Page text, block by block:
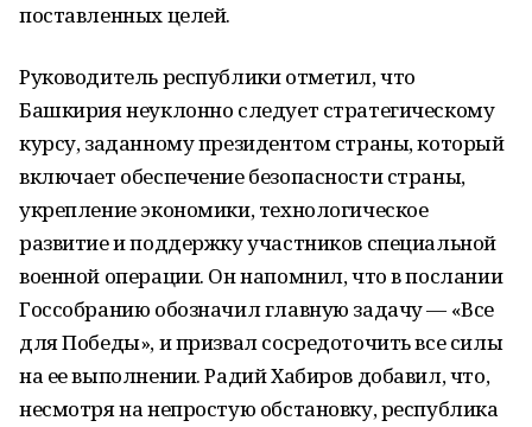
поставленных целей.
Руководитель республики отметил, что
Башкирия неуклонно следует стратегическому
курсу, заданному президентом страны, который
включает обеспечение безопасности страны,
укрепление экономики, технологическое
развитие и поддержку участников специальной
военной операции. Он напомнил, что в послании
Госсобранию обозначил главную задачу — «Все
для Победы», и призвал сосредоточить все силы
на ее выполнении. Радий Хабиров добавил, что,
несмотря на непростую обстановку, республика